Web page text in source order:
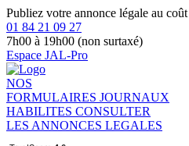
Publiez votre annonce légale au
01 84 21 09 27
7h00 à 19h00 (non surtaxé)
Espace JAL-Pro
NOS
FORMULAIRES JOURNAUX
HABILITES CONSULTER
LES ANNONCES LEGALES